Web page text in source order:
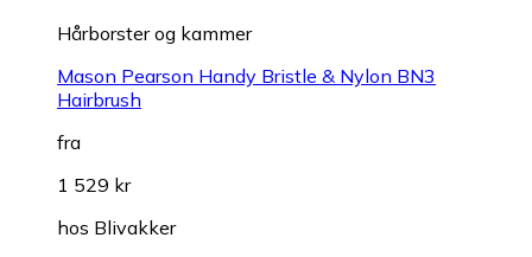
Hårborster og kammer
Mason Pearson Handy Bristle & Nylon BN3
Hairbrush
fra
1 529 kr
hos Blivakker